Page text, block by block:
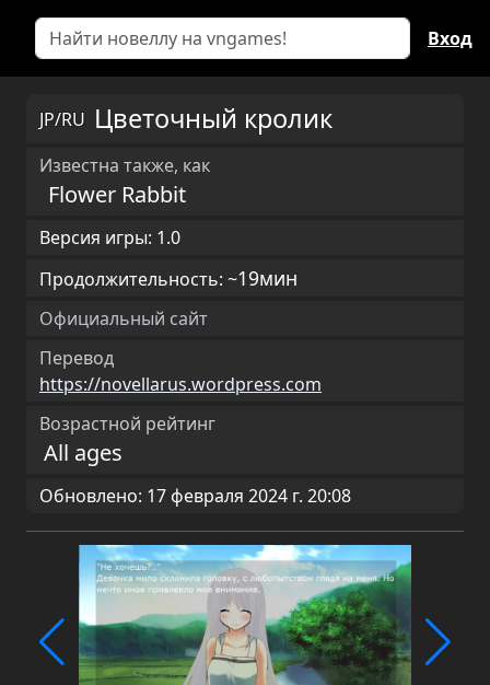
Вход
JP/RU Цветочный кролик
Известна также, как
Flower Rabbit
Версия игры: 1.0
Продолжительность: ~19мин
Официальный сайт
Перевод
https://novellarus.wordpress.com
Возрастной рейтинг
All ages
Обновлено: 17 февраля 2024 г. 20:08